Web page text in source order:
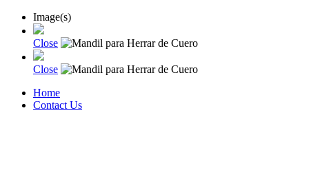
Image(s)
Close
Close
Home
Contact Us